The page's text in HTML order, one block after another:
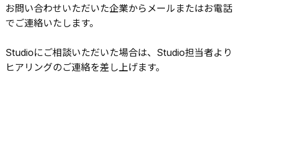
お問い合わせいただいた企業からメールまたはお電話
でご連絡いたします。
Studioにご相談いただいた場合は、Studio担当者より
ヒアリングのご連絡を差し上げます。